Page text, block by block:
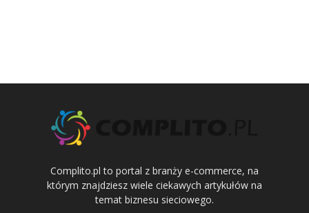
Complito.pl to portal z branży e-commerce, na
którym znajdziesz wiele ciekawych artykułów na
temat biznesu sieciowego.